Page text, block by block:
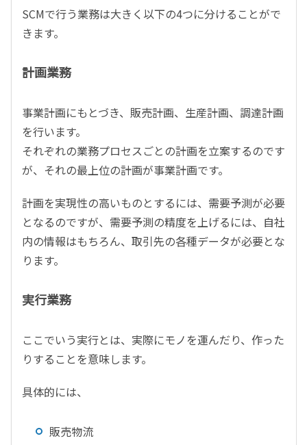
SCMで行う業務は大きく以下の4つに分けることがで
きます。
計画業務
事業計画にもとづき、販売計画、生産計画、調達計画
を行います。
それぞれの業務プロセスごとの計画を立案するのです
が、それの最上位の計画が事業計画です。
計画を実現性の高いものとするには、需要予測が必要
となるのですが、需要予測の精度を上げるには、自社
内の情報はもちろん、取引先の各種データが必要とな
ります。
実行業務
ここでいう実行とは、実際にモノを運んだり、作った
りすることを意味します。
具体的には、
販売物流